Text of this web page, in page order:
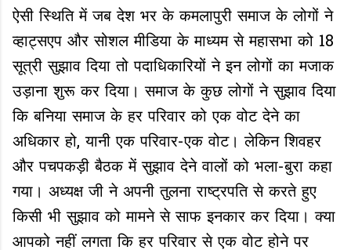
ऐसी स्थिति में जब देश भर के कमलापुरी समाज के लोगों ने
व्हाट्सएप और सोशल मीडिया के माध्यम से महासभा को 18
सूत्री सुझाव दिया तो पदाधिकारियों ने इन लोगों का मजाक
उड़ाना शुरू कर दिया। समाज के कुछ लोगों ने सुझाव दिया
कि बनिया समाज के हर परिवार को एक वोट देने का
अधिकार हो, यानी एक परिवार-एक वोट। लेकिन शिवहर
और पचपकड़ी बैठक में सुझाव देने वालों को भला-बुरा कहा
गया। अध्यक्ष जी ने अपनी तुलना राष्ट्रपति से करते हुए
किसी भी सुझाव को मामने से साफ इनकार कर दिया। क्या
आपको नहीं लगता कि हर परिवार से एक वोट होने पर